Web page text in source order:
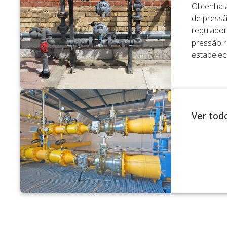
Obtenha
de
pressão
Ver